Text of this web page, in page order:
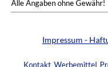
Alle Angaben ohne Gewähr!
Impressum -
Kontakt Werbemittel